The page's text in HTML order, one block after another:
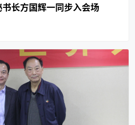
长方国辉一同步入会场